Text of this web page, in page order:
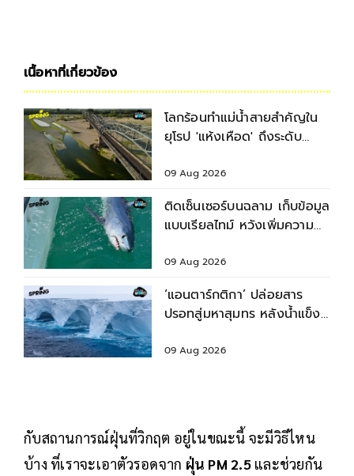
เนื้อหาที่เกี่ยวข้อง
โลกร้อนทำแม่น้ำสายสำคัญใน
ยุโรป 'แห้งเหือด' ถึงระดับ
09 Aug 2026
ติดเซ็นเซอร์บนฉลาม เก็บข้อมูล
แบบเรียลไทม์ หวังเพิ่มความ
09 Aug 2026
‘แอนตาร์กติกา’ ปล่อยสาร
ปรอทสู่มหาสุมทร หลังน้ำแข็ง
09 Aug 2026
กับสถานการณ์ฝุ่นที่วิกฤต อยู่ในขณะนี้ จะมีวิธีไหน
บ้าง ที่เราจะเอาตัวรอดจาก ฝุ่น PM 2.5และช่วยกัน